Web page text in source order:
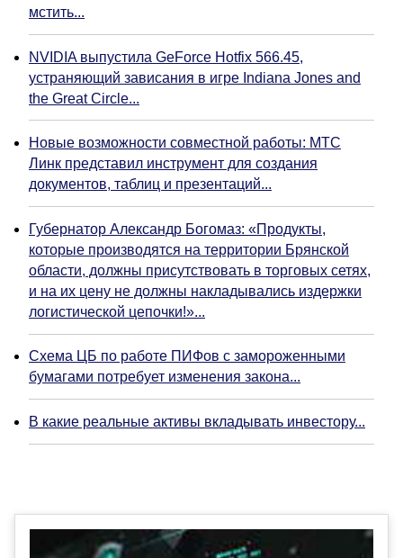
мстить...
NVIDIA выпустила GeForce Hotfix 566.45,
устраняющий зависания в игре Indiana Jones and
the Great Circle...
Новые возможности совместной работы: МТС
Линк представил инструмент для создания
документов, таблиц и презентаций...
Губернатор Александр Богомаз: «Продукты,
которые производятся на территории Брянской
области, должны присутствовать в торговых сетях,
и на их цену не должны накладывались издержки
логистической цепочки!»...
Схема ЦБ по работе ПИФов с замороженными
бумагами потребует изменения закона...
В какие реальные активы вкладывать инвестору...